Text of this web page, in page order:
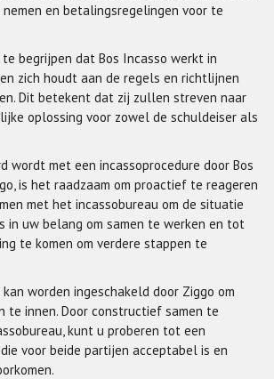
en betalingsregelingen voor te
begrijpen dat Bos Incasso werkt in
zich houdt aan de regels en richtlijnen
Dit betekent dat zij zullen streven naar
oplossing voor zowel de schuldeiser als
wordt met een incassoprocedure door Bos
is het raadzaam om proactief te reageren
met het incassobureau om de situatie
in uw belang om samen te werken en tot
te komen om verdere stappen te
kan worden ingeschakeld door Ziggo om
te innen. Door constructief samen te
kunt u proberen tot een
voor beide partijen acceptabel is en